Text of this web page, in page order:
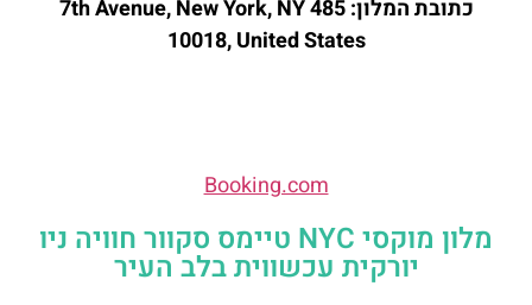
כתובת המלון: 485 7th Avenue, New York, NY
10018, United States
Booking.com
מלון מוקסי NYC טיימס סקוור חוויה ניו
יורקית עכשווית בלב העיר